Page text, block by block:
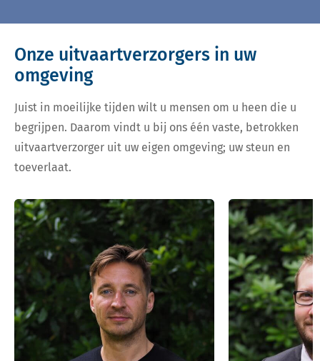
Onze uitvaartverzorgers in uw
omgeving
Juist in moeilijke tijden wilt u mensen om u heen die u
begrijpen. Daarom vindt u bij ons één vaste, betrokken
uitvaartverzorger uit uw eigen omgeving; uw steun en
toeverlaat.